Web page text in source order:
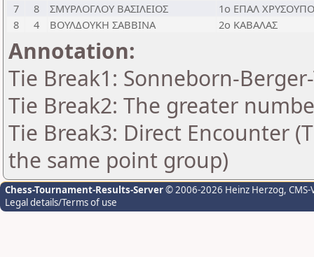
7
8 ΣΜΥΡΛΟΓΛΟΥ ΒΑΣΙΛΕΙΟΣ
1ο ΕΠΑΛ
8
4 ΒΟΥΛΔΟΥΚΗ ΣΑΒΒΙΝΑ 2ο ΚΑΒΑΛΑΣ
Annotation:
Tie Break1: Sonneborn-
Tie Break2: The greater
Tie Break3: Direct Encounter
the same point group)
Chess-Tournament-Results-Server© 2006-2026 Heinz Herzog,
Legal details/Terms of use